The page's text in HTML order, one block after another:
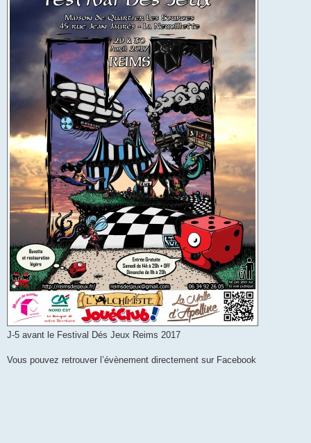
J-5 avant le Festival Dés Jeux Reims 2017
Vous pouvez retrouver l’évènement directement sur Facebook